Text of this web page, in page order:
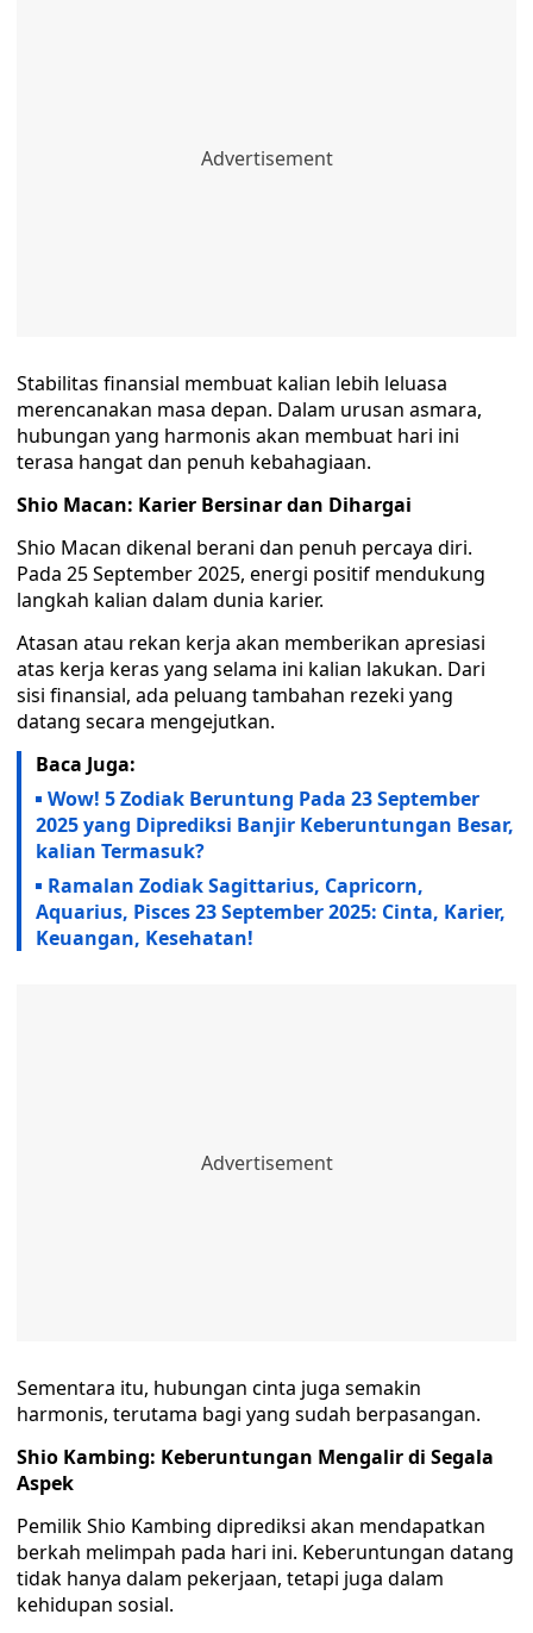
Stabilitas finansial membuat kalian lebih leluasa
merencanakan masa depan. Dalam urusan asmara,
hubungan yang harmonis akan membuat hari ini
terasa hangat dan penuh kebahagiaan.
Shio Macan: Karier Bersinar dan Dihargai
Shio Macan dikenal berani dan penuh percaya diri.
Pada 25 September 2025, energi positif mendukung
langkah kalian dalam dunia karier.
Atasan atau rekan kerja akan memberikan apresiasi
atas kerja keras yang selama ini kalian lakukan. Dari
sisi finansial, ada peluang tambahan rezeki yang
datang secara mengejutkan.
Baca Juga:
Wow! 5 Zodiak Beruntung Pada 23 September
2025 yang Diprediksi Banjir Keberuntungan Besar,
kalian Termasuk?
Ramalan Zodiak Sagittarius, Capricorn,
Aquarius, Pisces 23 September 2025: Cinta, Karier,
Keuangan, Kesehatan!
Sementara itu, hubungan cinta juga semakin
harmonis, terutama bagi yang sudah berpasangan.
Shio Kambing: Keberuntungan Mengalir di Segala
Aspek
Pemilik Shio Kambing diprediksi akan mendapatkan
berkah melimpah pada hari ini. Keberuntungan datang
tidak hanya dalam pekerjaan, tetapi juga dalam
kehidupan sosial.